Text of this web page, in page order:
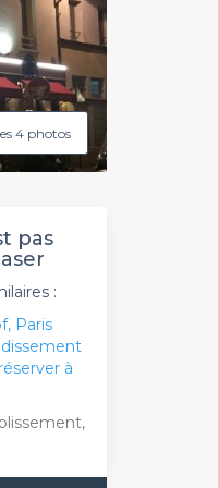
4 photos
pas
:
Paris
à